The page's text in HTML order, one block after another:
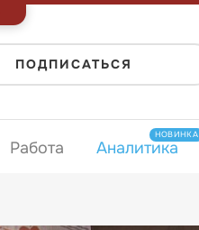
ПОДПИСАТЬСЯ
Работа Аналитика
НОВИНКА